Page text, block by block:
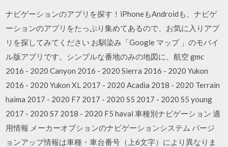
ナビゲーションのアプリを探す！iPhoneもAndroidも、ナビゲ
ーションのアプリをたっぷり集めてあるので、お気に入りアプ
リを探してみてください お馴染み「Google マップ 」のモバイ
ル版アプリです。シンプルな番地のみの地図に、航空 gmc
2016 - 2020 Canyon 2016 - 2020 Sierra 2016 - 2020 Yukon
2016 - 2020 Yukon XL 2017 - 2020 Acadia 2018 - 2020 Terrain
haima 2017 - 2020 F7 2017 - 2020 S5 2017 - 2020 S5 young
2017 - 2020 S7 2018 - 2020 F5 haval 車種別ナビゲーション 適
用情報 メーカーオプションのナビゲーションシステム バージ
ョンアップ情報は車種・車台番号（上6文字）により異なりま